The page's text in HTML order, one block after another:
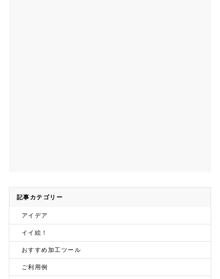
記事カテゴリー
アイデア
イイ絵！
おすすめ加工ツール
ご利用例